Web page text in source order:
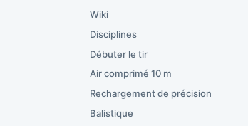
Wiki
Disciplines
Débuter le tir
Air comprimé 10 m
Rechargement de précision
Balistique